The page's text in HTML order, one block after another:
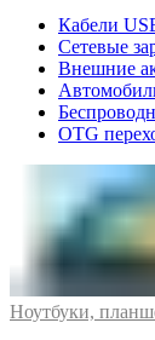
Кабели
Сетевые
Внешние
OTG
Ноутбуки,